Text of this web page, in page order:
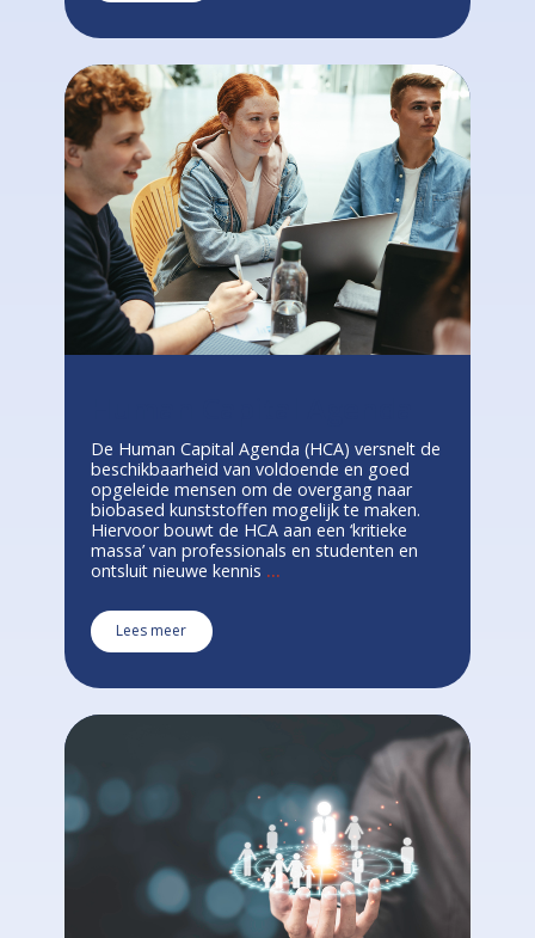
De Human Capital Agenda (HCA) versnelt de
beschikbaarheid van voldoende en goed
opgeleide mensen om de overgang naar
biobased kunststoffen mogelijk te maken.
Hiervoor bouwt de HCA aan een ‘kritieke
massa’ van professionals en studenten en
ontsluit nieuwe kennis ...
Lees meer